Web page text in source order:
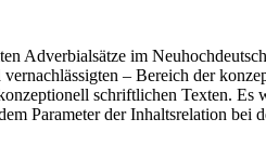
Adverbialsätze im
– Bereich der
schriftlichen Texten.
Parameter der Inhaltsrelation